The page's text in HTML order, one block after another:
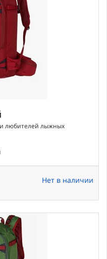
любителей лыжных
Нет в наличии